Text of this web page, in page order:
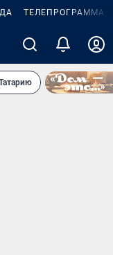
ТЕЛЕПРОГРАММА